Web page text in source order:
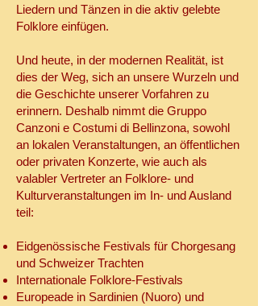
Liedern und Tänzen in die aktiv gelebte
Folklore einfügen.
Und heute, in der modernen Realität, ist
dies der Weg, sich an unsere Wurzeln und
die Geschichte unserer Vorfahren zu
erinnern. Deshalb nimmt die Gruppo
Canzoni e Costumi di Bellinzona, sowohl
an lokalen Veranstaltungen, an öffentlichen
oder privaten Konzerte, wie auch als
valabler Vertreter an Folklore- und
Kulturveranstaltungen im In- und Ausland
teil:
Eidgenössische Festivals für Chorgesang
und Schweizer Trachten
Internationale Folklore-Festivals
Europeade in Sardinien (Nuoro) und